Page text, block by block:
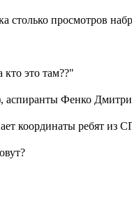
столько просмотров
это там??"
Фенко
координаты ребят из